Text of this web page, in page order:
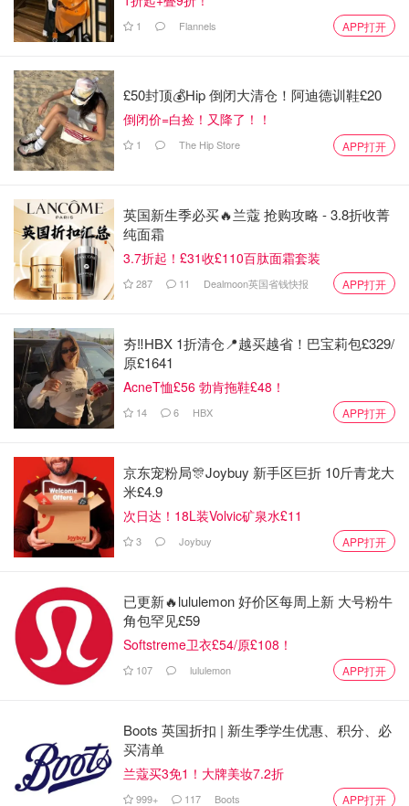
用胶带覆盖不想涂色的鞋边
准备关于星空的颜色
1 Flannels APP打开
£50封顶💰Hip 倒闭大清仓！阿迪德训鞋£20
倒闭价=白捡！又降了！！
1 The Hip Store APP打开
英国新生季必买🔥兰蔻 抢购攻略 - 3.8折收菁
纯面霜
3.7折起！£31收£110百肽面霜套装
287 11 Dealmoon英国省钱快报 APP打开
夯‼️HBX 1折清仓📍越买越省！巴宝莉包£329/
原£1641
AcneT恤£56 勃肯拖鞋£48！
14 6 HBX APP打开
京东宠粉局🎊Joybuy 新手区巨折 10斤青龙大
米£4.9
次日达！18L装Volvic矿泉水£11
3 Joybuy APP打开
已更新🔥lululemon 好价区每周上新 大号粉牛
角包罕见£59
Softstreme卫衣£54/原£108！
107 lululemon APP打开
Boots 英国折扣 | 新生季学生优惠、积分、必
买清单
兰蔻买3免1！大牌美妆7.2折
999+ 117 Boots APP打开